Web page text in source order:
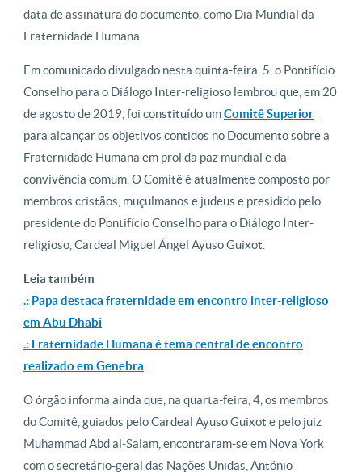
data de assinatura do documento, como Dia Mundial da
Fraternidade Humana.
Em comunicado divulgado nesta quinta-feira, 5, o Pontifício
Conselho para o Diálogo Inter-religioso lembrou que, em 20
de agosto de 2019, foi constituído umComitê Superior
para alcançar os objetivos contidos no Documento sobre a
Fraternidade Humana em prol da paz mundial e da
convivência comum. O Comitê é atualmente composto por
membros cristãos, muçulmanos e judeus e presidido pelo
presidente do Pontifício Conselho para o Diálogo Inter-
religioso, Cardeal Miguel Ángel Ayuso Guixot.
Leia também
.: Papa destaca fraternidade em encontro inter-religioso
em Abu Dhabi
.: Fraternidade Humana é tema central de encontro
realizado em Genebra
O órgão informa ainda que, na quarta-feira, 4, os membros
do Comitê, guiados pelo Cardeal Ayuso Guixot e pelo juiz
Muhammad Abd al-Salam, encontraram-se em Nova York
com o secretário-geral das Nações Unidas, António